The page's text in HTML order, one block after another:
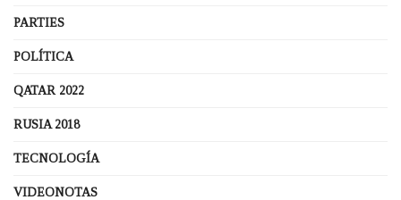
PARTIES
POLÍTICA
QATAR 2022
RUSIA 2018
TECNOLOGÍA
VIDEONOTAS